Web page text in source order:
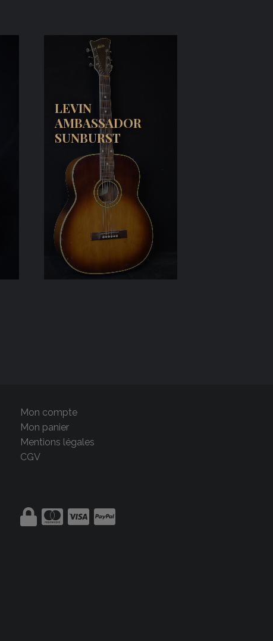
LEVIN
AMBASSADOR
SUNBURST
Mon compte
Mon panier
Mentions légales
CGV